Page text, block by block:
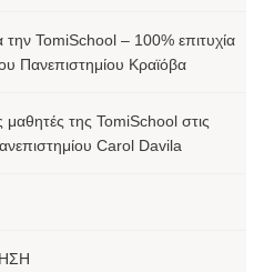
την TomiSchool – 100% επιτυχία
Πανεπιστημίου Κραϊόβα
μαθητές της TomiSchool στις
Carol Davila